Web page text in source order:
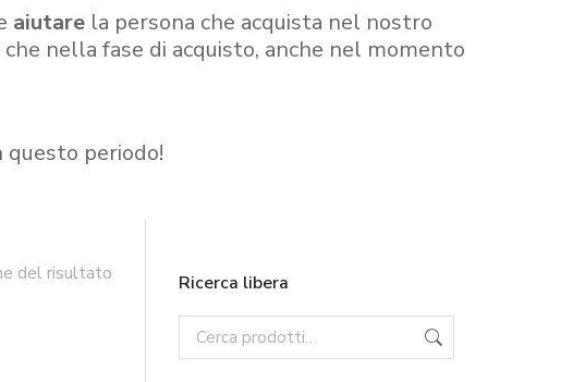
aiutare la persona che acquista nel nostro
nella fase di acquisto, anche nel momento
questo periodo!
del risultato Ricerca libera